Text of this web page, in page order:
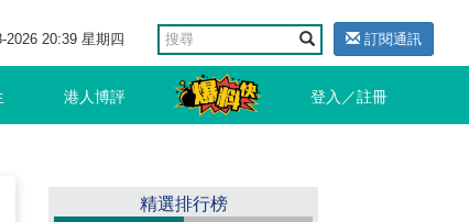
2026 20:39 星期四 訂閱通訊
港人博評 登入／註冊
精選排行榜